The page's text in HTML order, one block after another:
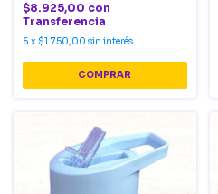
$8.925,00 con
Transferencia
6 x $1.750,00 sin interés